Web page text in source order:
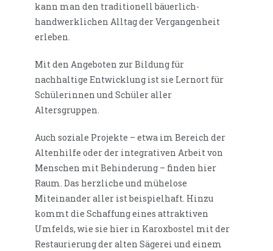
kann man den traditionell bäuerlich-
handwerklichen Alltag der Vergangenheit
erleben.
Mit den Angeboten zur Bildung für
nachhaltige Entwicklung ist sie Lernort für
Schülerinnen und Schüler aller
Altersgruppen.
Auch soziale Projekte – etwa im Bereich der
Altenhilfe oder der integrativen Arbeit von
Menschen mit Behinderung – finden hier
Raum. Das herzliche und mühelose
Miteinander aller ist beispielhaft. Hinzu
kommt die Schaffung eines attraktiven
Umfelds, wie sie hier in Karoxbostel mit der
Restaurierung der alten Sägerei und einem